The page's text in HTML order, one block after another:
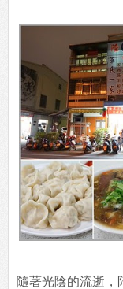
隨著光陰的流逝，